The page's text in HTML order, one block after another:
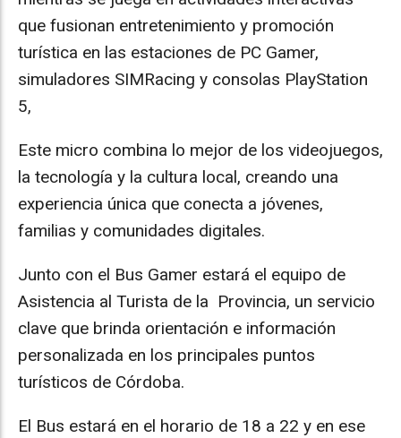
que fusionan entretenimiento y promoción
turística en las estaciones de PC Gamer,
simuladores SIMRacing y consolas PlayStation
5,
Este micro combina lo mejor de los videojuegos,
la tecnología y la cultura local, creando una
experiencia única que conecta a jóvenes,
familias y comunidades digitales.
Junto con el Bus Gamer estará el equipo de
Asistencia al Turista de la Provincia, un servicio
clave que brinda orientación e información
personalizada en los principales puntos
turísticos de Córdoba.
El Bus estará en el horario de 18 a 22 y en ese